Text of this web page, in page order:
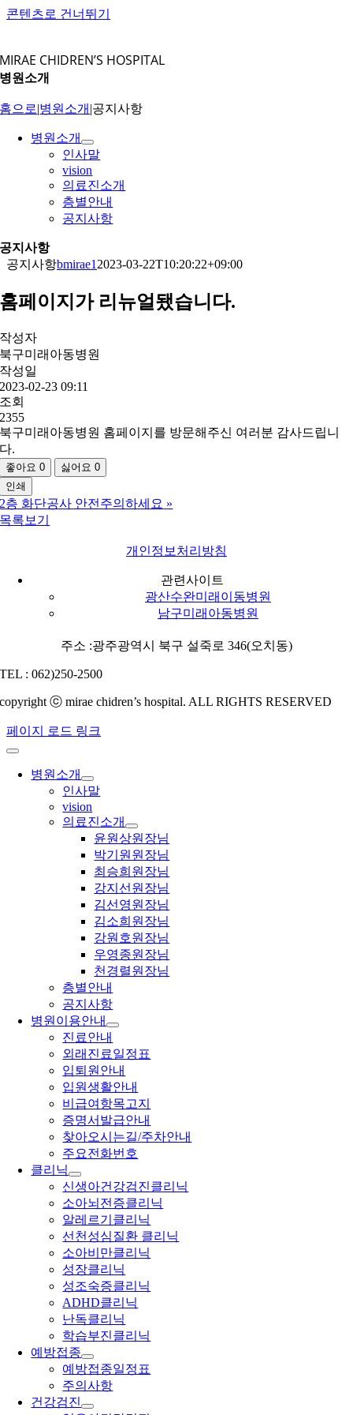
콘텐츠로 건너뛰기
MIRAE CHIDREN’S HOSPITAL
병원소개
홈으로|병원소개 |공지사항
병원소개
인사말
vision
의료진소개
층별안내
공지사항
공지사항
공지사항bmirae1 2023-03-22T10:20:22+09:00
홈페이지가 리뉴얼됐습니다.
작성자
북구미래아동병원
작성일
2023-02-23 09:11
조회
2355
북구미래아동병원 홈페이지를 방문해주신 여러분 감사드립니
다.
좋아요0 싫어요0
인쇄
2층 화단공사 안전주의하세요 »
목록보기
개인정보처리방침
관련사이트
광산수완미래이동병원
남구미래아동병원
주소 :광주광역시 북구 설죽로 346(오치동)
TEL : 062)250-2500
copyright ⓒ mirae chidren’s hospital. ALL RIGHTS RESERVED
페이지 로드 링크
병원소개
인사말
vision
의료진소개
윤원상원장님
박기원원장님
최승희원장님
강지선원장님
김선영원장님
김소희원장님
강원호원장님
우영종원장님
천경렬원장님
층별안내
공지사항
병원이용안내
진료안내
외래진료일정표
입퇴원안내
입원생활안내
비급여항목고지
증명서발급안내
찾아오시는길/주차안내
주요전화번호
클리닉
신생아건강검진클리닉
소아뇌전증클리닉
알레르기클리닉
선천성심질환 클리닉
소아비만클리닉
성장클리닉
성조숙증클리닉
ADHD클리닉
난독클리닉
학습부진클리닉
예방접종
예방접종일정표
주의사항
건강검진